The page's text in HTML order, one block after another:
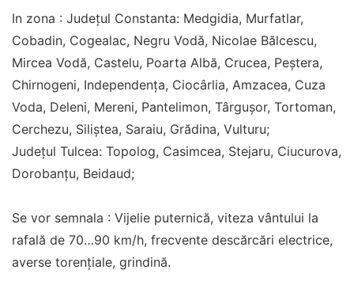
In zona : Județul Constanta: Medgidia, Murfatlar,
Cobadin, Cogealac, Negru Vodă, Nicolae Bălcescu,
Mircea Vodă, Castelu, Poarta Albă, Crucea, Peștera,
Chirnogeni, Independența, Ciocârlia, Amzacea, Cuza
Voda, Deleni, Mereni, Pantelimon, Târgușor, Tortoman,
Cerchezu, Siliștea, Saraiu, Grădina, Vulturu;
Județul Tulcea: Topolog, Casimcea, Stejaru, Ciucurova,
Dorobanțu, Beidaud;
Se vor semnala : Vijelie puternică, viteza vântului la
rafală de 70…90 km/h, frecvente descărcări electrice,
averse torențiale, grindină.